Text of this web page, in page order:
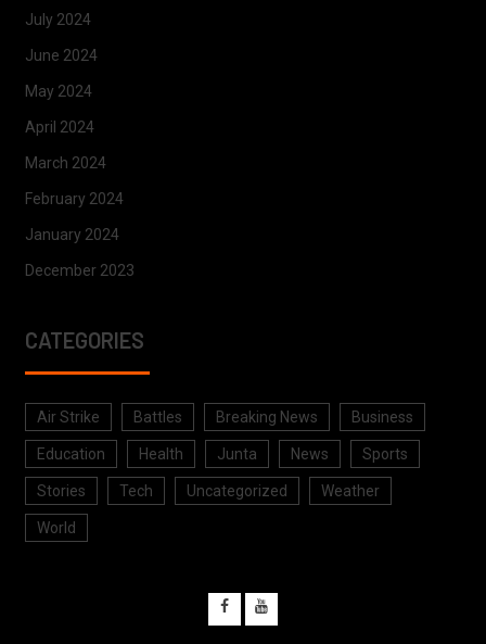
July 2024
June 2024
May 2024
April 2024
March 2024
February 2024
January 2024
December 2023
CATEGORIES
Air Strike Battles Breaking News Business
Education Health Junta News Sports
Stories Tech Uncategorized Weather
World